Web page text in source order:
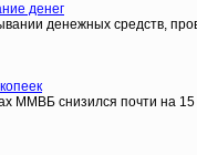
денег
денежных средств,
ММВБ снизился почти на 15